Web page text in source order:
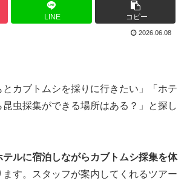
LINE コピー
2026.06.08
とカブトムシを採りに行きたい」「ホテ
昆虫採集ができる場所はある？」と探し
テルに宿泊しながらカブトムシ採集を体
ます。スタッフが案内してくれるツアー